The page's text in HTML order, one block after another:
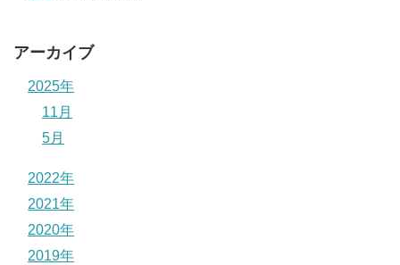
アーカイブ
2025年
11月
5月
2022年
2021年
2020年
2019年